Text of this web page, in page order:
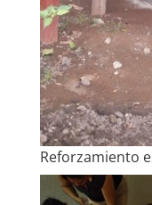
Reforzamiento